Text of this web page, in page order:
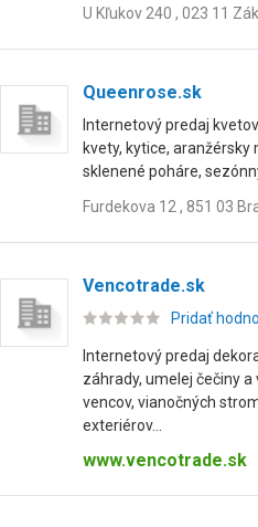
U Kľukov 240 , 023 11
Queenrose.sk
Internetový predaj
kvety, kytice,
sklenené poháre,
Furdekova 12 , 851 03
Vencotrade.sk
Pridať
Internetový predaj
záhrady, umelej čečiny
vencov, vianočných
exteriérov...
www.vencotrade.sk